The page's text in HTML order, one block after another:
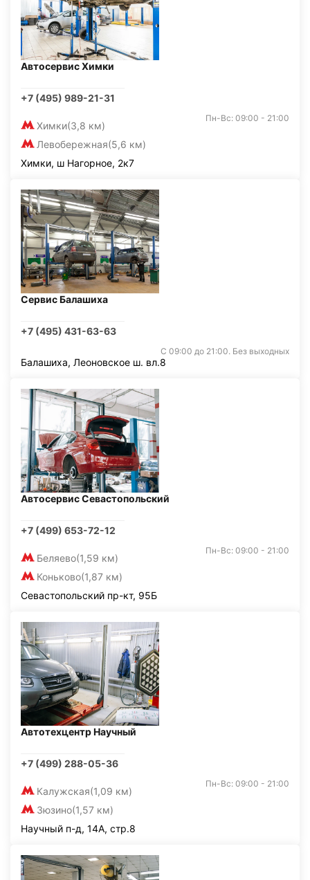
Автосервис Химки
+7 (495) 989-21-31
Химки(3,8 км)
Левобережная(5,6 км)
Пн-Вс: 09:00 - 21:00
Химки, ш Нагорное, 2к7
Сервис Балашиха
+7 (495) 431-63-63
С 09:00 до 21:00. Без выходных
Балашиха, Леоновское ш. вл.8
Автосервис Севастопольский
+7 (499) 653-72-12
Беляево(1,59 км)
Коньково(1,87 км)
Пн-Вс: 09:00 - 21:00
Севастопольский пр-кт, 95Б
Автотехцентр Научный
+7 (499) 288-05-36
Калужская(1,09 км)
Зюзино(1,57 км)
Пн-Вс: 09:00 - 21:00
Научный п-д, 14А, стр.8